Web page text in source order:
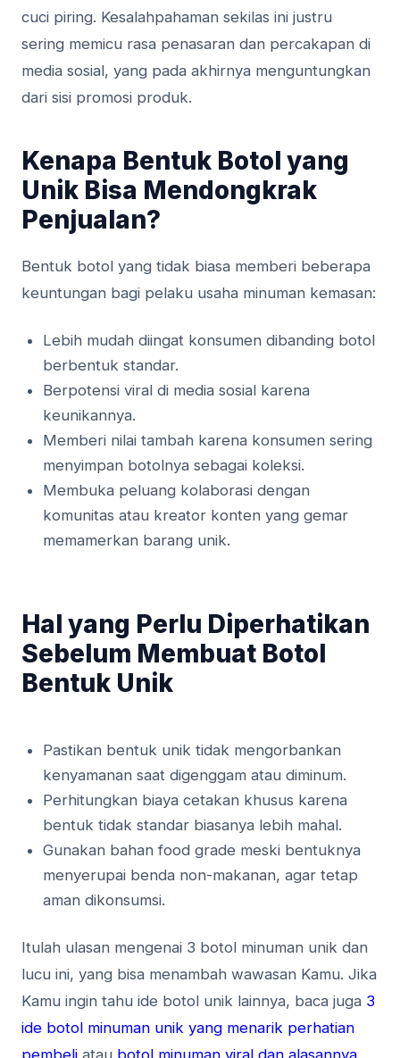
cuci piring. Kesalahpahaman sekilas ini justru
sering memicu rasa penasaran dan percakapan di
media sosial, yang pada akhirnya menguntungkan
dari sisi promosi produk.
Kenapa Bentuk Botol yang
Unik Bisa Mendongkrak
Penjualan?
Bentuk botol yang tidak biasa memberi beberapa
keuntungan bagi pelaku usaha minuman kemasan:
Lebih mudah diingat konsumen dibanding botol
berbentuk standar.
Berpotensi viral di media sosial karena
keunikannya.
Memberi nilai tambah karena konsumen sering
menyimpan botolnya sebagai koleksi.
Membuka peluang kolaborasi dengan
komunitas atau kreator konten yang gemar
memamerkan barang unik.
Hal yang Perlu Diperhatikan
Sebelum Membuat Botol
Bentuk Unik
Pastikan bentuk unik tidak mengorbankan
kenyamanan saat digenggam atau diminum.
Perhitungkan biaya cetakan khusus karena
bentuk tidak standar biasanya lebih mahal.
Gunakan bahan food grade meski bentuknya
menyerupai benda non-makanan, agar tetap
aman dikonsumsi.
Itulah ulasan mengenai 3 botol minuman unik dan
lucu ini, yang bisa menambah wawasan Kamu. Jika
Kamu ingin tahu ide botol unik lainnya, baca juga 3
ide botol minuman unik yang menarik perhatian
pembeli atau botol minuman viral dan alasannya